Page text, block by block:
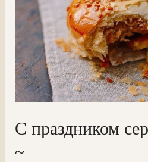
С праздником
~